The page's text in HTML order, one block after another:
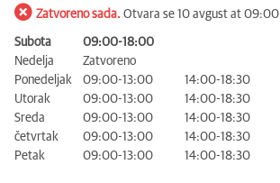
Zatvoreno sada. Otvara se 10 avgust at 09:00
Subota
09:00-18:00
Nedelja
Zatvoreno
Ponedeljak
09:00-13:00
14:00-18:30
Utorak
09:00-13:00
14:00-18:30
Sreda
09:00-13:00
14:00-18:30
četvrtak
09:00-13:00
14:00-18:30
Petak
09:00-13:00 14:00-18:30